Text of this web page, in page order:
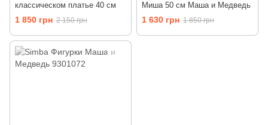
классическом платье 40 см
1 850 грн 2 150 грн
Миша 50 см Маша и Медведь
1 630 грн 1 850 грн